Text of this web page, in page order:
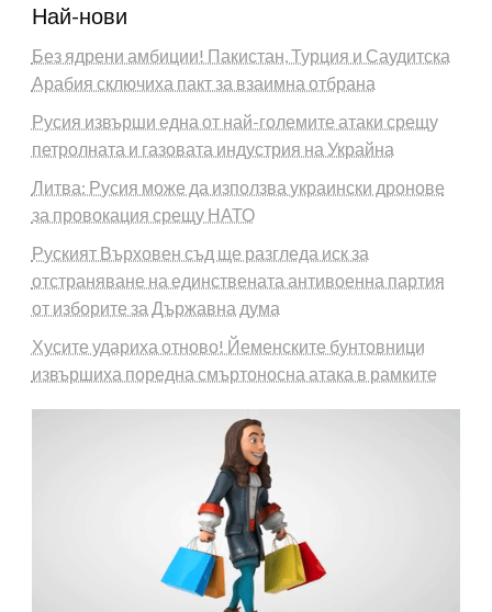
Най-нови
Без ядрени амбиции! Пакистан, Турция и Саудитска
Арабия сключиха пакт за взаимна отбрана
Русия извърши една от най-големите атаки срещу
петролната и газовата индустрия на Украйна
Литва: Русия може да използва украински дронове
за провокация срещу НАТО
Руският Върховен съд ще разгледа иск за
отстраняване на единствената антивоенна партия
от изборите за Държавна дума
Хусите удариха отново! Йеменските бунтовници
извършиха поредна смъртоносна атака в рамките